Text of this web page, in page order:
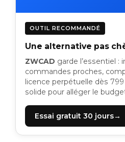
OUTIL RECOMMANDÉ
Une alternative pas
ZWCAD garde l’essentiel :
commandes proches,
licence perpétuelle dès
solide pour alléger le
Essai gratuit 30 jours